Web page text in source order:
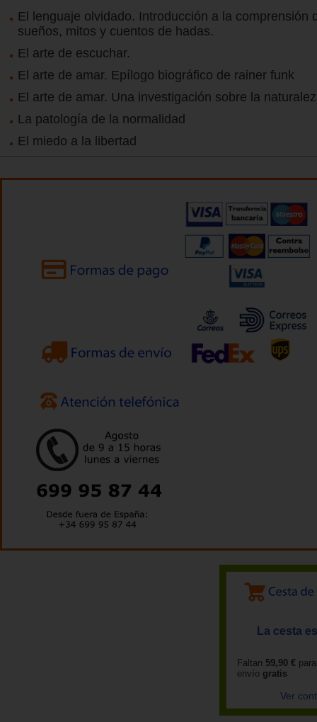
El lenguaje olvidado. Introducción a la comprensión
sueños, mitos y cuentos de hadas.
El arte de escuchar.
El arte de amar. Epílogo biográfico de rainer funk
El arte de amar. Una investigación sobre la
La patología de la normalidad
El miedo a la libertad
La cesta
Faltan 59,90 €
envío gratis
Ver